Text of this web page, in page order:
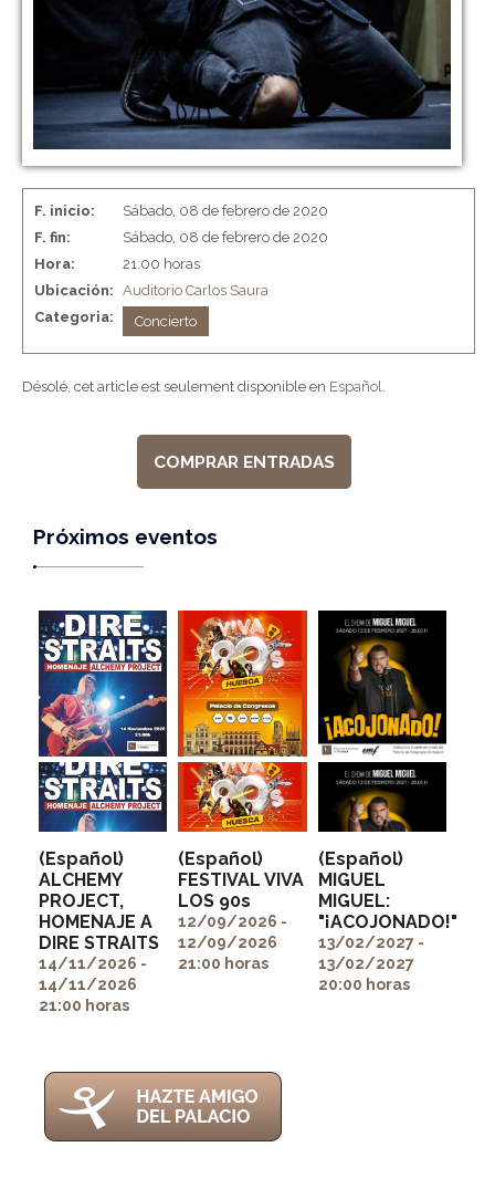
F. inicio:
Sábado, 08 de febrero de 2020
F. fin:
Sábado, 08 de febrero de 2020
Hora:
21:00 horas
Ubicación: Auditorio Carlos Saura
Categoria:
Concierto
Désolé, cet article est seulement disponible en Español
COMPRAR ENTRADAS
Próximos eventos
" alt=""
itemprop="image">
(Español)
ALCHEMY
PROJECT,
HOMENAJE A
DIRE STRAITS
14/11/2026 -
14/11/2026
21:00 horas
" alt=""
itemprop="image">
(Español)
FESTIVAL VIVA
LOS 90s
12/09/2026 -
12/09/2026
21:00 horas
" alt=""
itemprop="image">
(Español)
MIGUEL
MIGUEL:
"¡ACOJONADO!"
13/02/2027 -
13/02/2027
20:00 horas